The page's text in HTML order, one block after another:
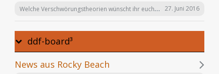
Welche Verschwörungstheorien wünscht ihr euch noch in der Serie "Offenbarung 23"? 27. Juni 2016
ddf-board³
News aus Rocky Beach